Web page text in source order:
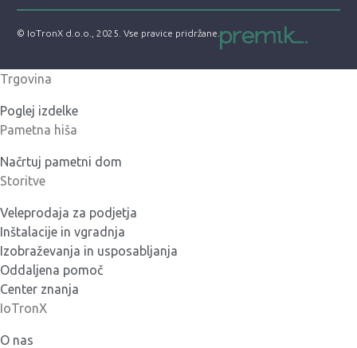
© IoTronX d.o.o., 2025. Vse pravice pridržane.
Trgovina
Poglej izdelke
Pametna hiša
Načrtuj pametni dom
Storitve
Veleprodaja za podjetja
Inštalacije in vgradnja
Izobraževanja in usposabljanja
Oddaljena pomoč
Center znanja
IoTronX
O nas